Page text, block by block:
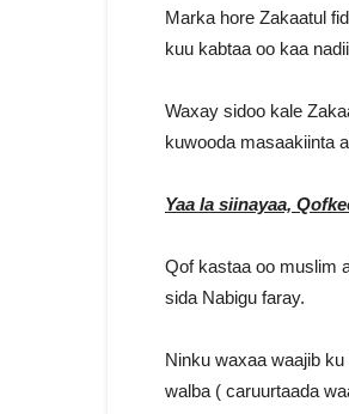
Marka hore Zakaatul
kuu kabtaa oo kaa
Waxay sidoo kale
kuwooda masaakiinta
Yaa la siinayaa,
Qof kastaa oo muslim
sida Nabigu faray.
Ninku waxaa waajib
walba ( caruurtaada